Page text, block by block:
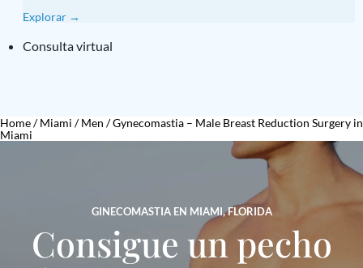
Explorar →
Consulta virtual
Home/Miami /Men /Gynecomastia – Male Breast Reduction Surgery in
Miami
GINECOMASTIA EN MIAMI, FLORIDA
Consigue un pecho